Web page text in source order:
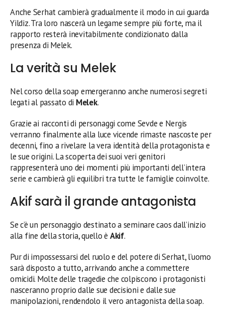
Anche Serhat cambierà gradualmente il modo in cui guarda
Yildiz. Tra loro nascerà un legame sempre più forte, ma il
rapporto resterà inevitabilmente condizionato dalla
presenza di Melek.
La verità su Melek
Nel corso della soap emergeranno anche numerosi segreti
legati al passato di Melek.
Grazie ai racconti di personaggi come Sevde e Nergis
verranno finalmente alla luce vicende rimaste nascoste per
decenni, fino a rivelare la vera identità della protagonista e
le sue origini. La scoperta dei suoi veri genitori
rappresenterà uno dei momenti più importanti dell’intera
serie e cambierà gli equilibri tra tutte le famiglie coinvolte.
Akif sarà il grande antagonista
Se c’è un personaggio destinato a seminare caos dall’inizio
alla fine della storia, quello è Akif.
Pur di impossessarsi del ruolo e del potere di Serhat, l’uomo
sarà disposto a tutto, arrivando anche a commettere
omicidi. Molte delle tragedie che colpiscono i protagonisti
nasceranno proprio dalle sue decisioni e dalle sue
manipolazioni, rendendolo il vero antagonista della soap.